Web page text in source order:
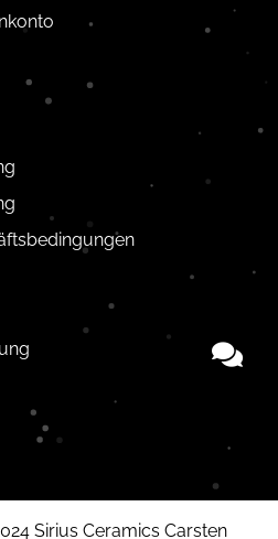
Sirius Ceramics Carsten